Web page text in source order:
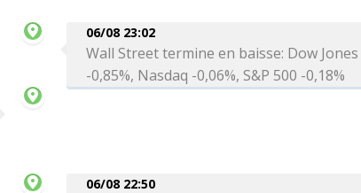
06/08 23:02
Wall Street termine en baisse: Dow Jones
-0,85%, Nasdaq -0,06%, S&P 500 -0,18%
06/08 22:50